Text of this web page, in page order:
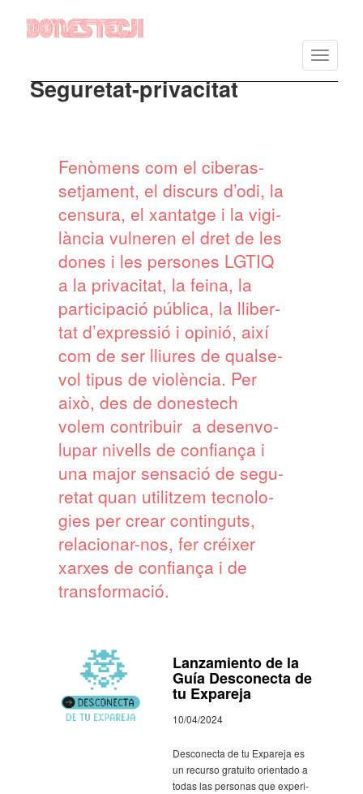
Vés
Toggle
Seguretat-privacitat
Fenò­mens com el cibe­ras­
set­ja­ment, el discurs d’odi, la
censura, el xantatge i la vigi­
làn­cia vulne­ren el dret de les
dones i les perso­nes LGTIQ
a la priva­ci­tat, la feina, la
parti­ci­pa­ció pública, la lliber­
tat d’ex­pres­sió i opinió, així
com de ser lliu­res de qual­se­
vol tipus de violèn­cia. Per
això, des de dones­tech
volem contri­buir a desen­vo­
lu­par nivells de confi­ança i
una major sensa­ció de segu­
re­tat quan utilit­zem tecno­lo­
gies per crear contin­guts,
rela­ci­o­nar-nos, fer créi­xer
xarxes de confi­ança i de
trans­for­ma­ció.
Lanzamiento de la
Guía Desconecta de
tu Expareja
10/04/2024
Desco­necta de tu Expa­reja es
un recurso gratuito orien­tado a
todas las perso­nas que expe­ri­